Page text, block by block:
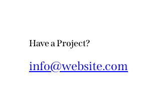
Have a Project?
info@website.com